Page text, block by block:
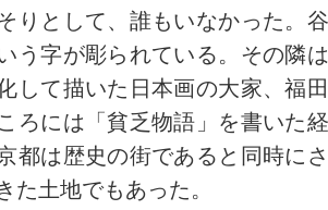
りとして、誰もいなかった。
いう字が彫られている。その隣
して描いた日本画の大家、福
ろには「貧乏物語」を書いた
都は歴史の街であると同時に
た土地でもあった。